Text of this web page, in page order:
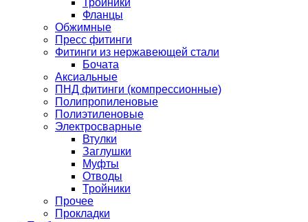
Тройники
Фланцы
Обжимные
Пресс фитинги
Фитинги из нержавеющей стали
Бочата
Аксиальные
ПНД фитинги (компрессионные)
Полипропиленовые
Полиэтиленовые
Электросварные
Втулки
Заглушки
Муфты
Отводы
Тройники
Прочее
Прокладки